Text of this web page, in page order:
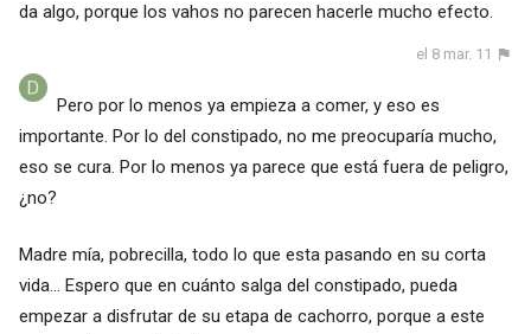
da algo, porque los vahos no parecen hacerle mucho efecto.
el 8 mar. 11
Pero por lo menos ya empieza a comer, y eso es
importante. Por lo del constipado, no me preocuparía mucho,
eso se cura. Por lo menos ya parece que está fuera de peligro,
¿no?
Madre mía, pobrecilla, todo lo que esta pasando en su corta
vida... Espero que en cuánto salga del constipado, pueda
empezar a disfrutar de su etapa de cachorro, porque a este